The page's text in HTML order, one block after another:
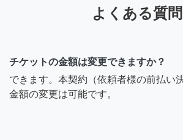
よくある質問
チケットの金額は変更できますか？
できます。本契約（依頼者様の前払い
金額の変更は可能です。